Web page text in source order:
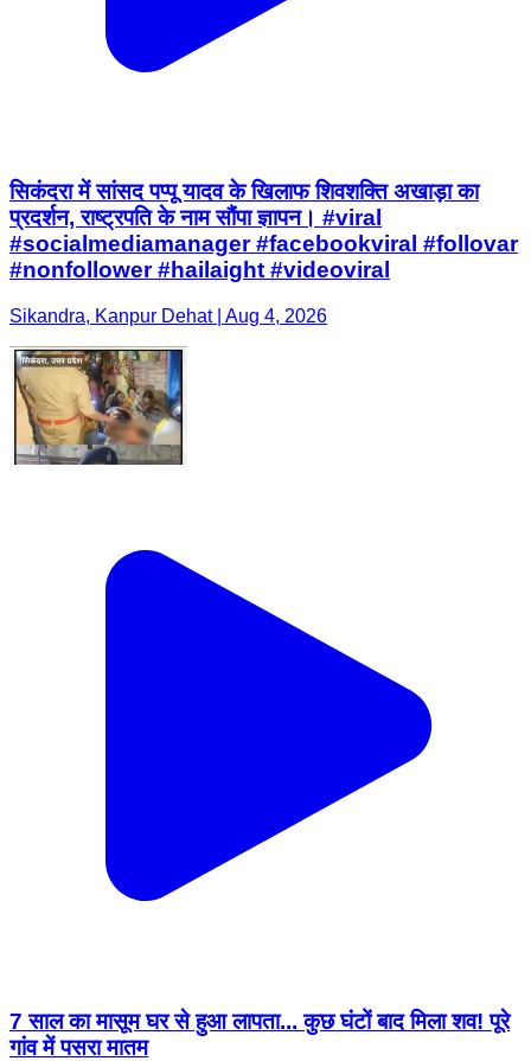
सिकंदरा में सांसद पप्पू यादव के खिलाफ शिवशक्ति अखाड़ा का
प्रदर्शन, राष्ट्रपति के नाम सौंपा ज्ञापन। #viral
#socialmediamanager #facebookviral #follovar
#nonfollower #hailaight #videoviral
Sikandra, Kanpur Dehat | Aug 4, 2026
7 साल का मासूम घर से हुआ लापता... कुछ घंटों बाद मिला शव! पूरे
गांव में पसरा मातम